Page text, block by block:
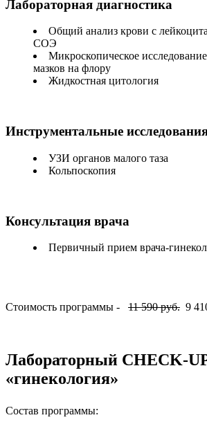
Лабораторная диагностика
Общий анализ крови с
СОЭ
Микроскопическое
мазков на флору
Жидкостная цитология
Инструментальные
УЗИ органов малого таза
Кольпоскопия
Консультация врача
Первичный прием врача-
Стоимость программы - 11 590руб. 9
Лабораторный CHECK-
«гинекология»
Состав программы: